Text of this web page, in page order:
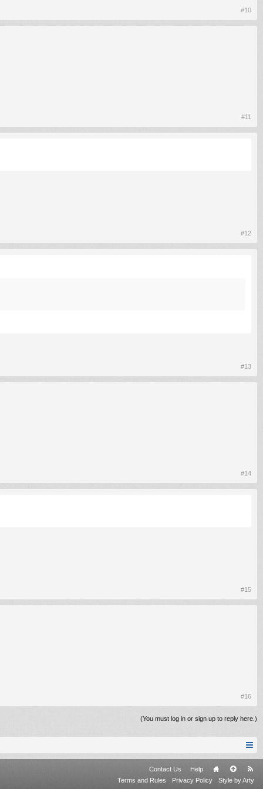
#10
#11
#12
#13
#14
#15
#16
(You must log in or sign up to reply here.)
Contact Us
Help
Terms and Rules
Privacy Policy Style by Arty